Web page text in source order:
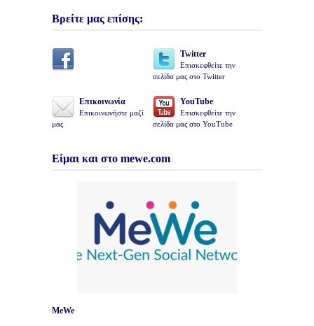
Βρείτε μας επίσης:
Twitter
Επισκεφθείτε την
σελίδα μας στο Twitter
Επικοινωνία
Επικοινωνήστε μαζί
μας
YouTube
Επισκεφθείτε την
σελίδα μας στο YouTube
Είμαι και στο mewe.com
MeWe